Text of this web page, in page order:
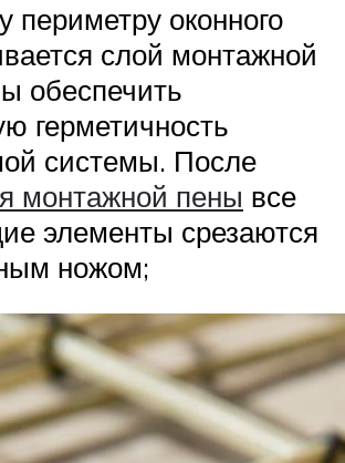
периметру оконного
слой монтажной
обеспечить
герметичность
системы. После
монтажной пены все
элементы срезаются
ножом;